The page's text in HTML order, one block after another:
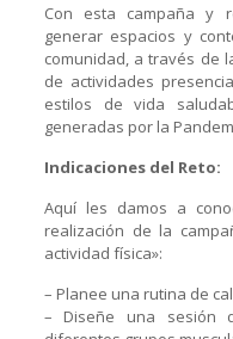
Con esta campaña y
generar espacios y
comunidad, a través de
de actividades
estilos de vida
generadas por la
Indicaciones del Reto:
Aquí les damos a
realización de la
actividad física»:
– Planee una rutina de
– Diseñe una sesión